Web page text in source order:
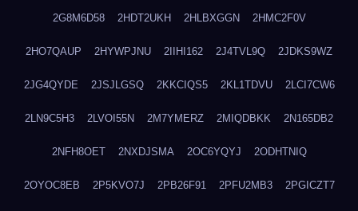
2G8M6D58 2HDT2UKH 2HLBXGGN 2HMC2F0V
2HO7QAUP 2HYWPJNU 2IIHI162 2J4TVL9Q 2JDKS9WZ
2JG4QYDE 2JSJLGSQ 2KKCIQS5 2KL1TDVU 2LCI7CW6
2LN9C5H3 2LVOI55N 2M7YMERZ 2MIQDBKK 2N165DB2
2NFH8OET 2NXDJSMA 2OC6YQYJ 2ODHTNIQ
2OYOC8EB 2P5KVO7J 2PB26F91 2PFU2MB3 2PGICZT7